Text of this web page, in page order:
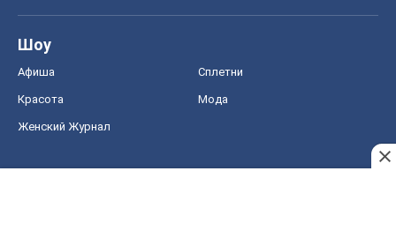
Шоу
Афиша Сплетни
Красота Мода
Женский Журнал